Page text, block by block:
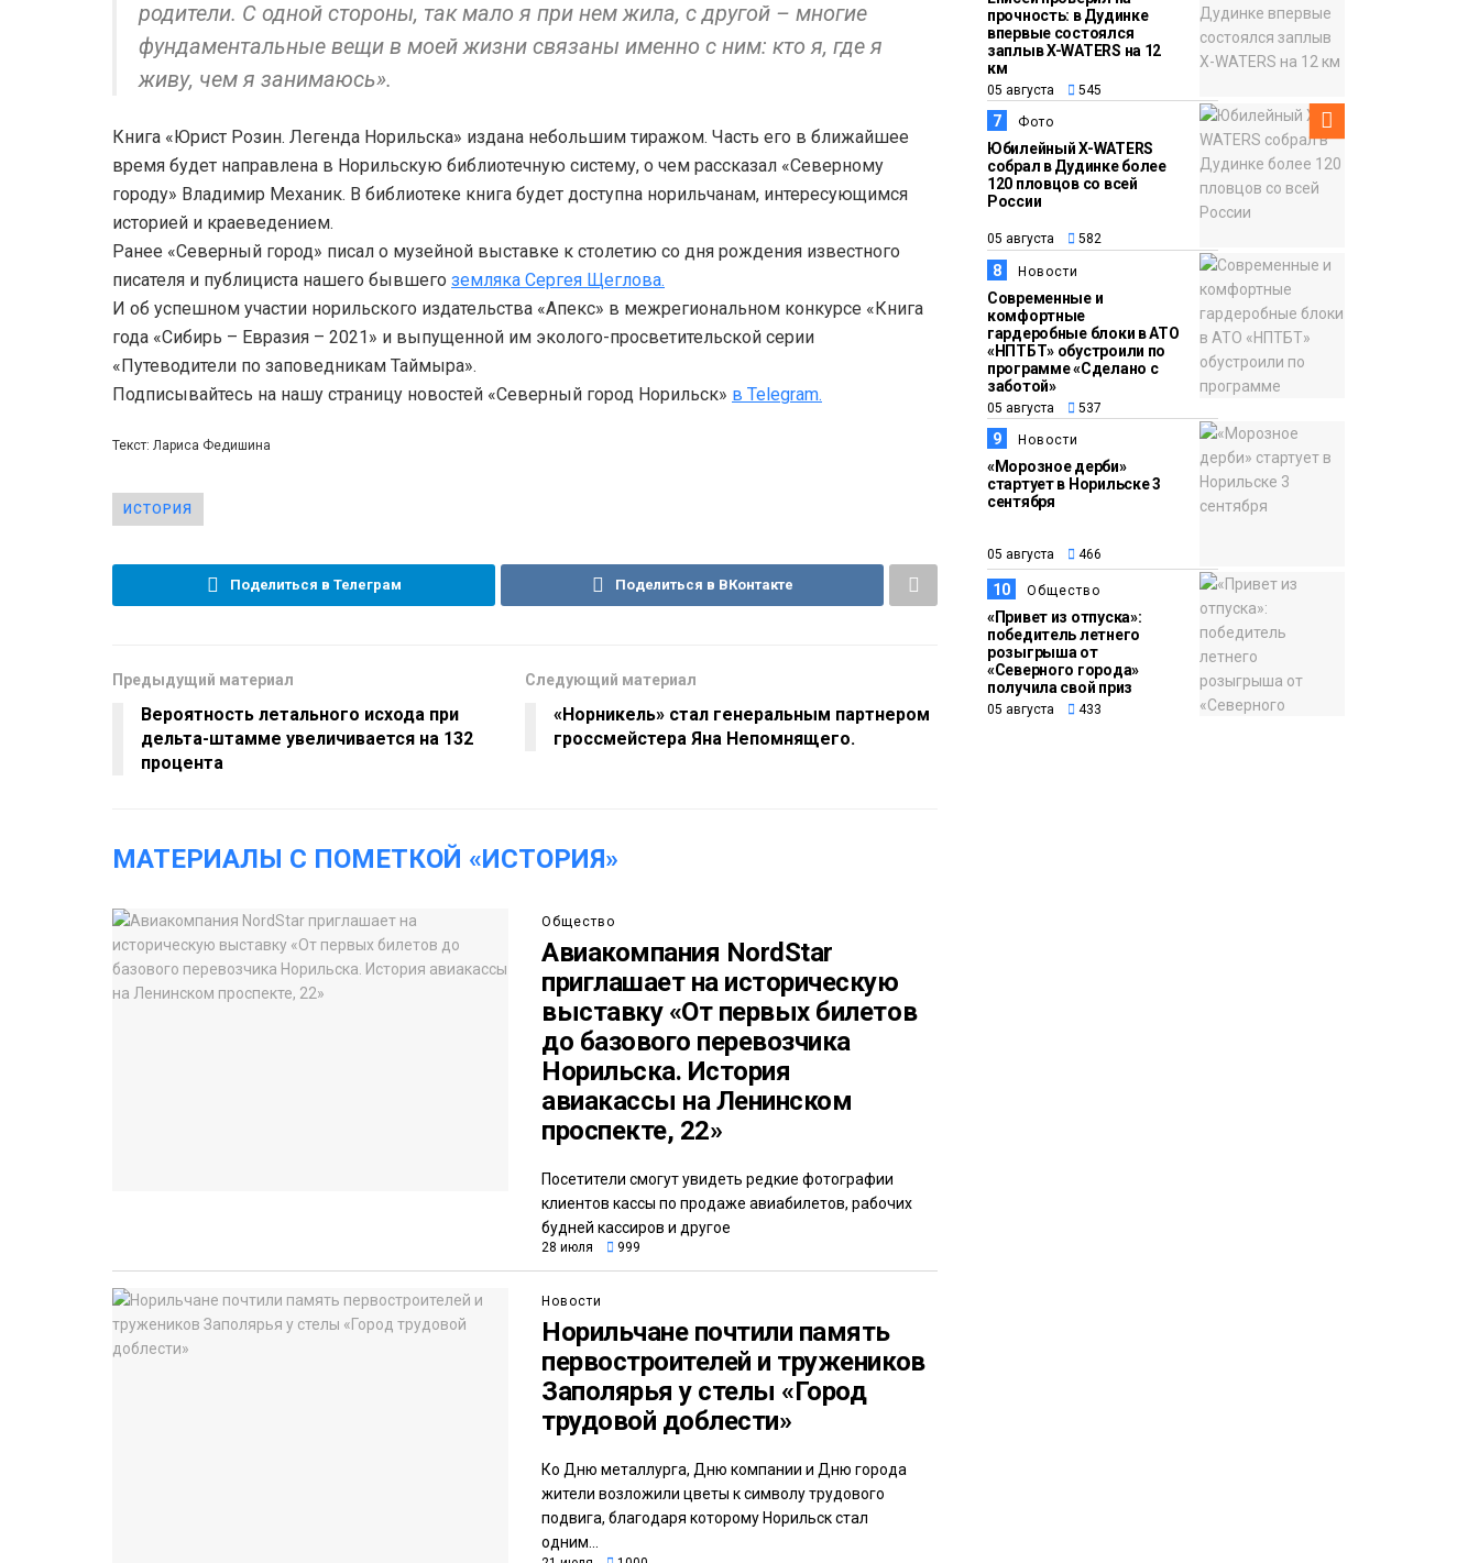
родители. С одной стороны, так мало я при нем жила, с другой – многие
фундаментальные вещи в моей жизни связаны именно с ним: кто я, где я
живу, чем я занимаюсь».
Книга «Юрист Розин. Легенда Норильска» издана небольшим тиражом. Часть его в ближайшее
время будет направлена в Норильскую библиотечную систему, о чем рассказал «Северному
городу» Владимир Механик. В библиотеке книга будет доступна норильчанам, интересующимся
историей и краеведением.
Ранее «Северный город» писал о музейной выставке к столетию со дня рождения известного
писателя и публициста нашего бывшего земляка Сергея Щеглова.
И об успешном участии норильского издательства «Апекс» в межрегиональном конкурсе «Книга
года «Сибирь – Евразия – 2021» и выпущенной им эколого-просветительской серии
«Путеводители по заповедникам Таймыра».
Подписывайтесь на нашу страницу новостей «Северный город Норильск» в Telegram.
Текст: Лариса Федишина
ИСТОРИЯ
Поделиться в Телеграм Поделиться в ВКонтакте
Предыдущий материал
Вероятность летального исхода при
дельта-штамме увеличивается на 132
процента
Следующий материал
«Норникель» стал генеральным партнером
гроссмейстера Яна Непомнящего.
МАТЕРИАЛЫ С ПОМЕТКОЙ «ИСТОРИЯ»
Общество
Авиакомпания NordStar
приглашает на историческую
выставку «От первых билетов
до базового перевозчика
Норильска. История
авиакассы на Ленинском
проспекте, 22»
Посетители смогут увидеть редкие фотографии
клиентов кассы по продаже авиабилетов, рабочих
будней кассиров и другое
28 июля 999
Новости
Норильчане почтили память
первостроителей и тружеников
Заполярья у стелы «Город
трудовой доблести»
Ко Дню металлурга, Дню компании и Дню города
жители возложили цветы к символу трудового
подвига, благодаря которому Норильск стал
одним...
прочность: в Дудинке
впервые состоялся
заплыв X-WATERS на 12
км
05 августа 545
7 Фото
Юбилейный X-WATERS
собрал в Дудинке более
120 пловцов со всей
России
05 августа 582
8 Новости
Современные и
комфортные
гардеробные блоки в АТО
«НПТБТ» обустроили по
программе «Сделано с
заботой»
05 августа 537
9 Новости
«Морозное дерби»
стартует в Норильске 3
сентября
05 августа 466
10 Общество
«Привет из отпуска»:
победитель летнего
розыгрыша от
«Северного города»
получила свой приз
05 августа 433